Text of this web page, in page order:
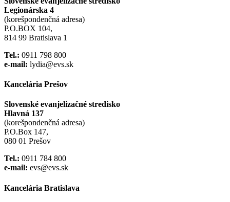
Legionárska 4
(korešpondenčná adresa)
P.O.BOX 104,
814 99 Bratislava 1
Tel.: 0911 798 800
e-mail: lydia@evs.sk
Kancelária Prešov
Slovenské evanjelizačné stredisko
Hlavná 137
(korešpondenčná adresa)
P.O.Box 147,
080 01 Prešov
Tel.: 0911 784 800
e-mail: evs@evs.sk
Kancelária Bratislava